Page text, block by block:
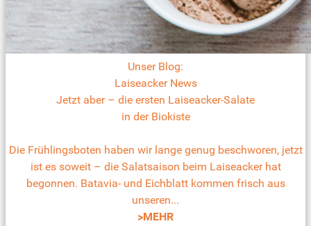
Unser Blog:
Laiseacker News
Jetzt aber – die ersten Laiseacker-Salate
in der Biokiste
Die Frühlingsboten haben wir lange genug beschworen, jetzt
ist es soweit – die Salatsaison beim Laiseacker hat
begonnen. Batavia- und Eichblatt kommen frisch aus
unseren...
>MEHR